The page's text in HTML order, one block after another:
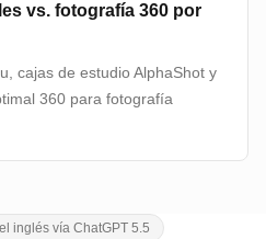
vs. fotografía 360 por
cajas de estudio AlphaShot y
360 para fotografía
inglés vía ChatGPT 5.5